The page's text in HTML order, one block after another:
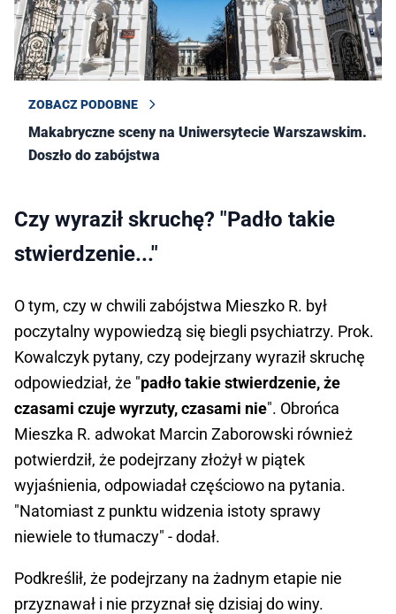
ZOBACZ PODOBNE
Makabryczne sceny na Uniwersytecie Warszawskim.
Doszło do zabójstwa
Czy wyraził skruchę? "Padło takie
stwierdzenie..."
O tym, czy w chwili zabójstwa Mieszko R. był
poczytalny wypowiedzą się biegli psychiatrzy. Prok.
Kowalczyk pytany, czy podejrzany wyraził skruchę
odpowiedział, że "padło takie stwierdzenie, że
czasami czuje wyrzuty, czasami nie". Obrońca
Mieszka R. adwokat Marcin Zaborowski również
potwierdził, że podejrzany złożył w piątek
wyjaśnienia, odpowiadał częściowo na pytania.
"Natomiast z punktu widzenia istoty sprawy
niewiele to tłumaczy" - dodał.
Podkreślił, że podejrzany na żadnym etapie nie
przyznawał i nie przyznał się dzisiaj do winy.